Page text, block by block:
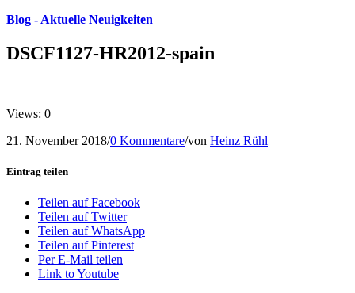
Blog - Aktuelle Neuigkeiten
DSCF1127-HR2012-spain
Views: 0
21. November 2018/0 Kommentare/von Heinz Rühl
Eintrag teilen
Teilen auf Facebook
Teilen auf Twitter
Teilen auf WhatsApp
Teilen auf Pinterest
Per E-Mail teilen
Link to Youtube